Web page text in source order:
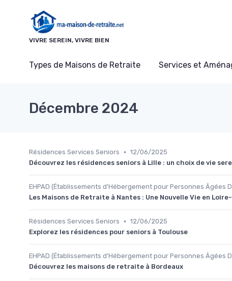
VIVRE SEREIN, VIVRE BIEN
Types de Maisons de Retraite Services et
Décembre 2024
Résidences Services Seniors • 12/06/2025
Découvrez les résidences seniors à Lille : un choix de vie
EHPAD (Établissements d'Hébergement pour Personnes Âgées
Les Maisons de Retraite à Nantes : Une Nouvelle Vie en
Résidences Services Seniors • 12/06/2025
Explorez les résidences pour seniors à Toulouse
EHPAD (Établissements d'Hébergement pour Personnes Âgées
Découvrez les maisons de retraite à Bordeaux